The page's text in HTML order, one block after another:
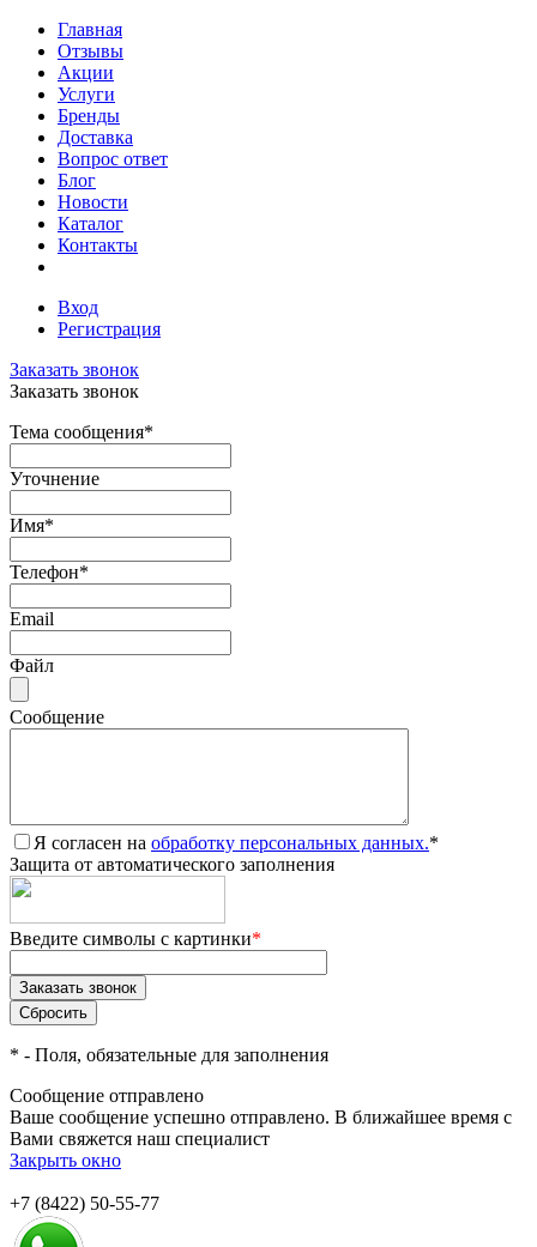
Главная
Отзывы
Акции
Услуги
Бренды
Доставка
Вопрос ответ
Блог
Новости
Каталог
Контакты
Вход
Регистрация
Заказать звонок
Заказать звонок
Тема сообщения*
Уточнение
Имя*
Телефон*
Email
Файл
Сообщение
Я согласен на обработку персональных данных.*
Защита от автоматического заполнения
Введите символы с картинки*
* - Поля, обязательные для заполнения
Сообщение отправлено
Ваше сообщение успешно отправлено. В ближайшее время с
Вами свяжется наш специалист
Закрыть окно
+7 (8422) 50-55-77